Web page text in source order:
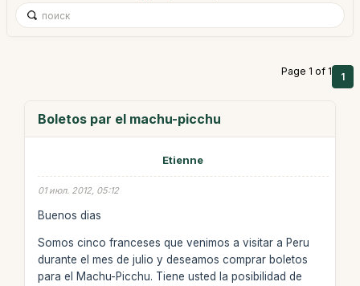
Page 1 of 1 1
Boletos par el machu-picchu
Etienne
01 июл. 2012, 05:12
Buenos dias
Somos cinco franceses que venimos a visitar a Peru
durante el mes de julio y deseamos comprar boletos
para el Machu-Picchu. Tiene usted la posibilidad de